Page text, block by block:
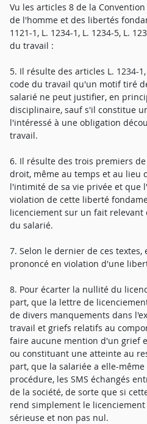
Vu les articles 8 de la
de l'homme et des libertés
1121-1, L. 1234-1, L. 1234-5, L.
du travail :
5. Il résulte des articles L. 1234-
code du travail qu'un motif tiré
salarié ne peut justifier, en
disciplinaire, sauf s'il constitue
l'intéressé à une obligation
travail.
6. Il résulte des trois premiers
droit, même au temps et au lieu
l'intimité de sa vie privée et que
violation de cette liberté
licenciement sur un fait
du salarié.
7. Selon le dernier de ces
prononcé en violation d'une
8. Pour écarter la nullité du
part, que la lettre de
de divers manquements dans
travail et griefs relatifs au
faire aucune mention d'un grief
ou constituant une atteinte au
part, que la salariée a elle-
procédure, les SMS échangés
de la société, de sorte que si
rend simplement le
sérieuse et non pas nul.